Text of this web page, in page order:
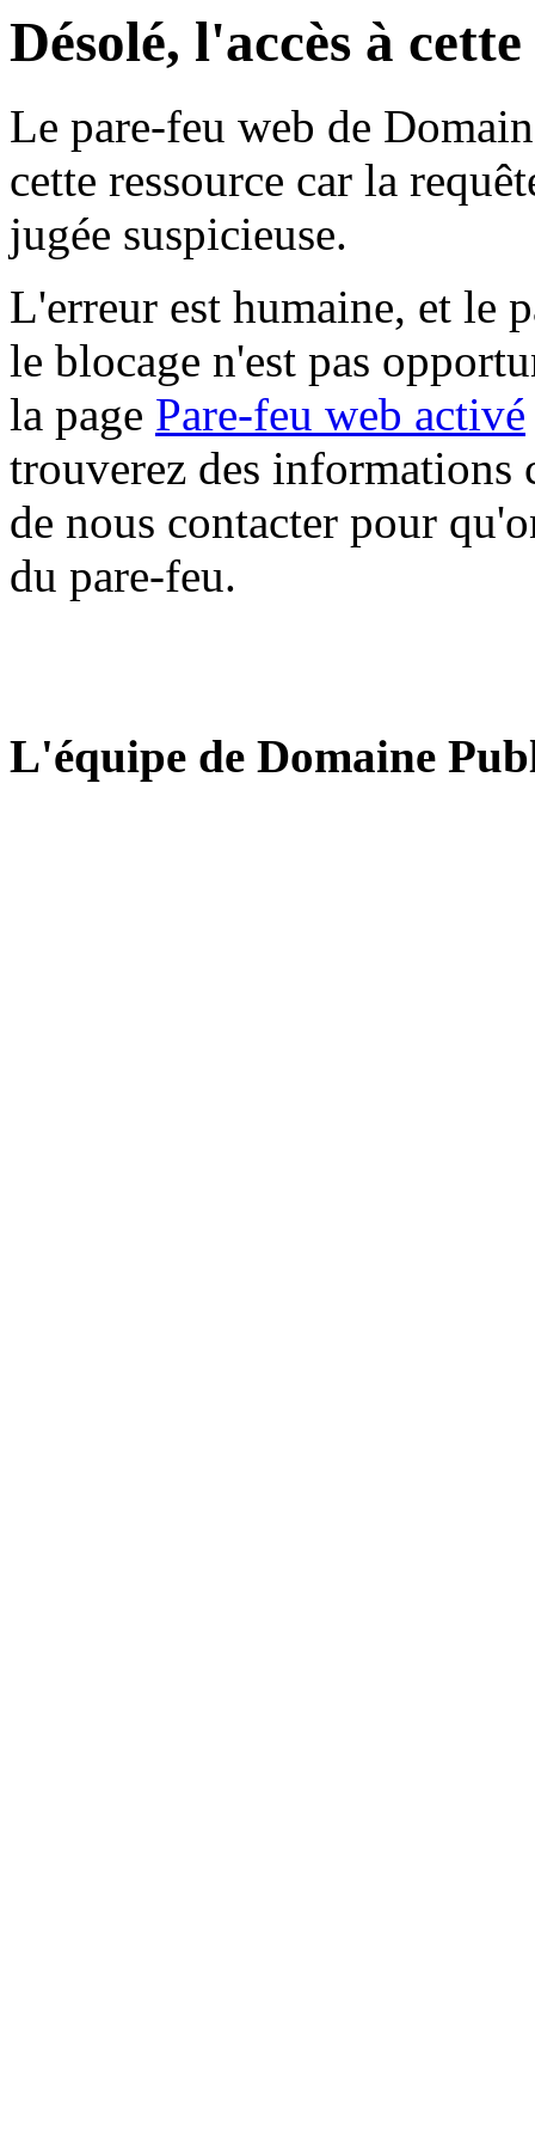
Désolé, l'accès à
Le pare-feu web de
cette ressource car la
jugée suspicieuse.
L'erreur est humaine, et le
le blocage n'est pas
la page Pare-feu web activé
trouverez des informations
de nous contacter pour
du pare-feu.
L'équipe de Domaine